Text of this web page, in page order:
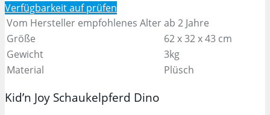
Verfügbarkeit aufprüfen
Vom Hersteller empfohlenes Alterab 2 Jahre
Größe
62 x 32 x 43 cm
Gewicht
3kg
Material
Plüsch
Kid’n Joy Schaukelpferd Dino